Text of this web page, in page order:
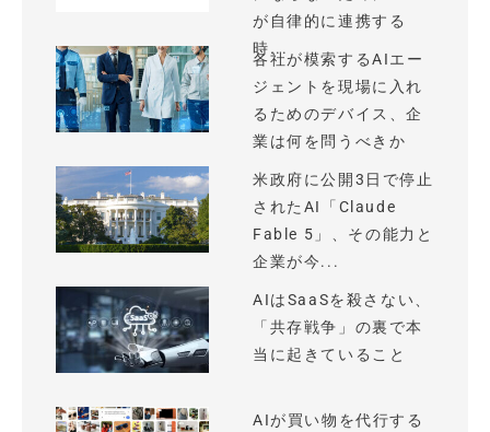
が自律的に連携する
時...
各社が模索するAIエー
ジェントを現場に入れ
るためのデバイス、企
業は何を問うべきか
米政府に公開3日で停止
されたAI「Claude
Fable 5」、その能力と
企業が今...
AIはSaaSを殺さない、
「共存戦争」の裏で本
当に起きていること
AIが買い物を代行する